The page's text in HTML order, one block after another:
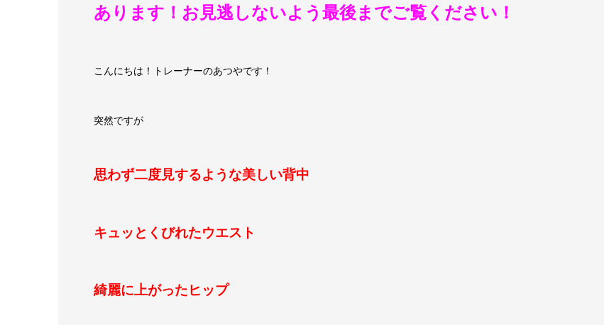
あります！お見逃しないよう最後までご覧ください！
こんにちは！トレーナーのあつやです！
突然ですが
思わず二度見するような美しい背中
キュッとくびれたウエスト
綺麗に上がったヒップ